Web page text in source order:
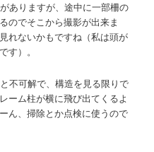
ありますが、途中に一部柵の
のでそこから撮影が出来ま
れないかもですね（私は頭が
す）。
不可解で、構造を見る限りで
ーム柱が横に飛び出てくるよ
ん、掃除とか点検に使うので